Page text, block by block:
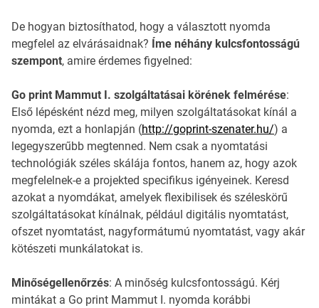
De hogyan biztosíthatod, hogy a választott nyomda
megfelel az elvárásaidnak? Íme néhány kulcsfontosságú
szempont, amire érdemes figyelned:
Go print Mammut I. szolgáltatásai körének felmérése:
Első lépésként nézd meg, milyen szolgáltatásokat kínál a
nyomda, ezt a honlapján (http://goprint-szenater.hu/) a
legegyszerűbb megtenned. Nem csak a nyomtatási
technológiák széles skálája fontos, hanem az, hogy azok
megfelelnek-e a projekted specifikus igényeinek. Keresd
azokat a nyomdákat, amelyek flexibilisek és széleskörű
szolgáltatásokat kínálnak, például digitális nyomtatást,
ofszet nyomtatást, nagyformátumú nyomtatást, vagy akár
kötészeti munkálatokat is.
Minőségellenőrzés: A minőség kulcsfontosságú. Kérj
mintákat a Go print Mammut I. nyomda korábbi